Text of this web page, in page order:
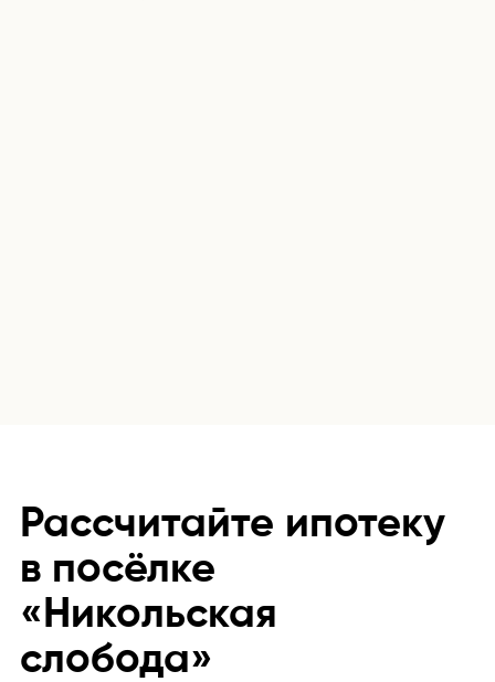
Рассчитайте ипотеку
в посёлке
«Никольская
слобода»